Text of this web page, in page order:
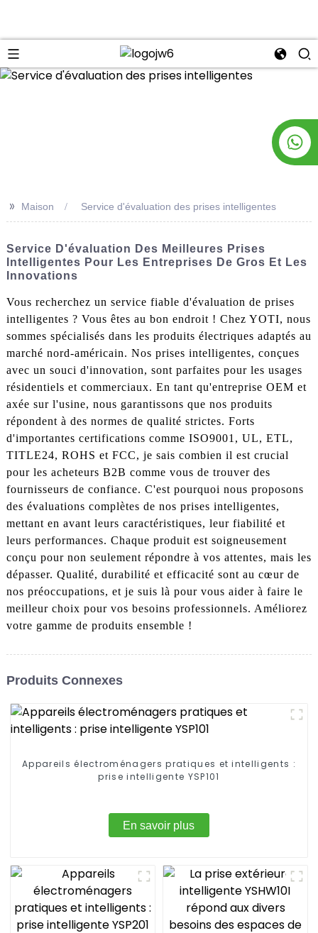
>> Maison Service d'évaluation des prises intelligentes
Service D'évaluation Des Meilleures Prises
Intelligentes Pour Les Entreprises De Gros Et Les
Innovations
Vous recherchez un service fiable d'évaluation de prises
intelligentes ? Vous êtes au bon endroit ! Chez YOTI, nous
sommes spécialisés dans les produits électriques adaptés au
marché nord-américain. Nos prises intelligentes, conçues
avec un souci d'innovation, sont parfaites pour les usages
résidentiels et commerciaux. En tant qu'entreprise OEM et
axée sur l'usine, nous garantissons que nos produits
répondent à des normes de qualité strictes. Forts
d'importantes certifications comme ISO9001, UL, ETL,
TITLE24, ROHS et FCC, je sais combien il est crucial
pour les acheteurs B2B comme vous de trouver des
fournisseurs de confiance. C'est pourquoi nous proposons
des évaluations complètes de nos prises intelligentes,
mettant en avant leurs caractéristiques, leur fiabilité et
leurs performances. Chaque produit est soigneusement
conçu pour non seulement répondre à vos attentes, mais les
dépasser. Qualité, durabilité et efficacité sont au cœur de
nos préoccupations, et je suis là pour vous aider à faire le
meilleur choix pour vos besoins professionnels. Améliorez
votre gamme de produits ensemble !
Produits Connexes
Appareils électroménagers pratiques et intelligents :
prise intelligente YSP101
En savoir plus